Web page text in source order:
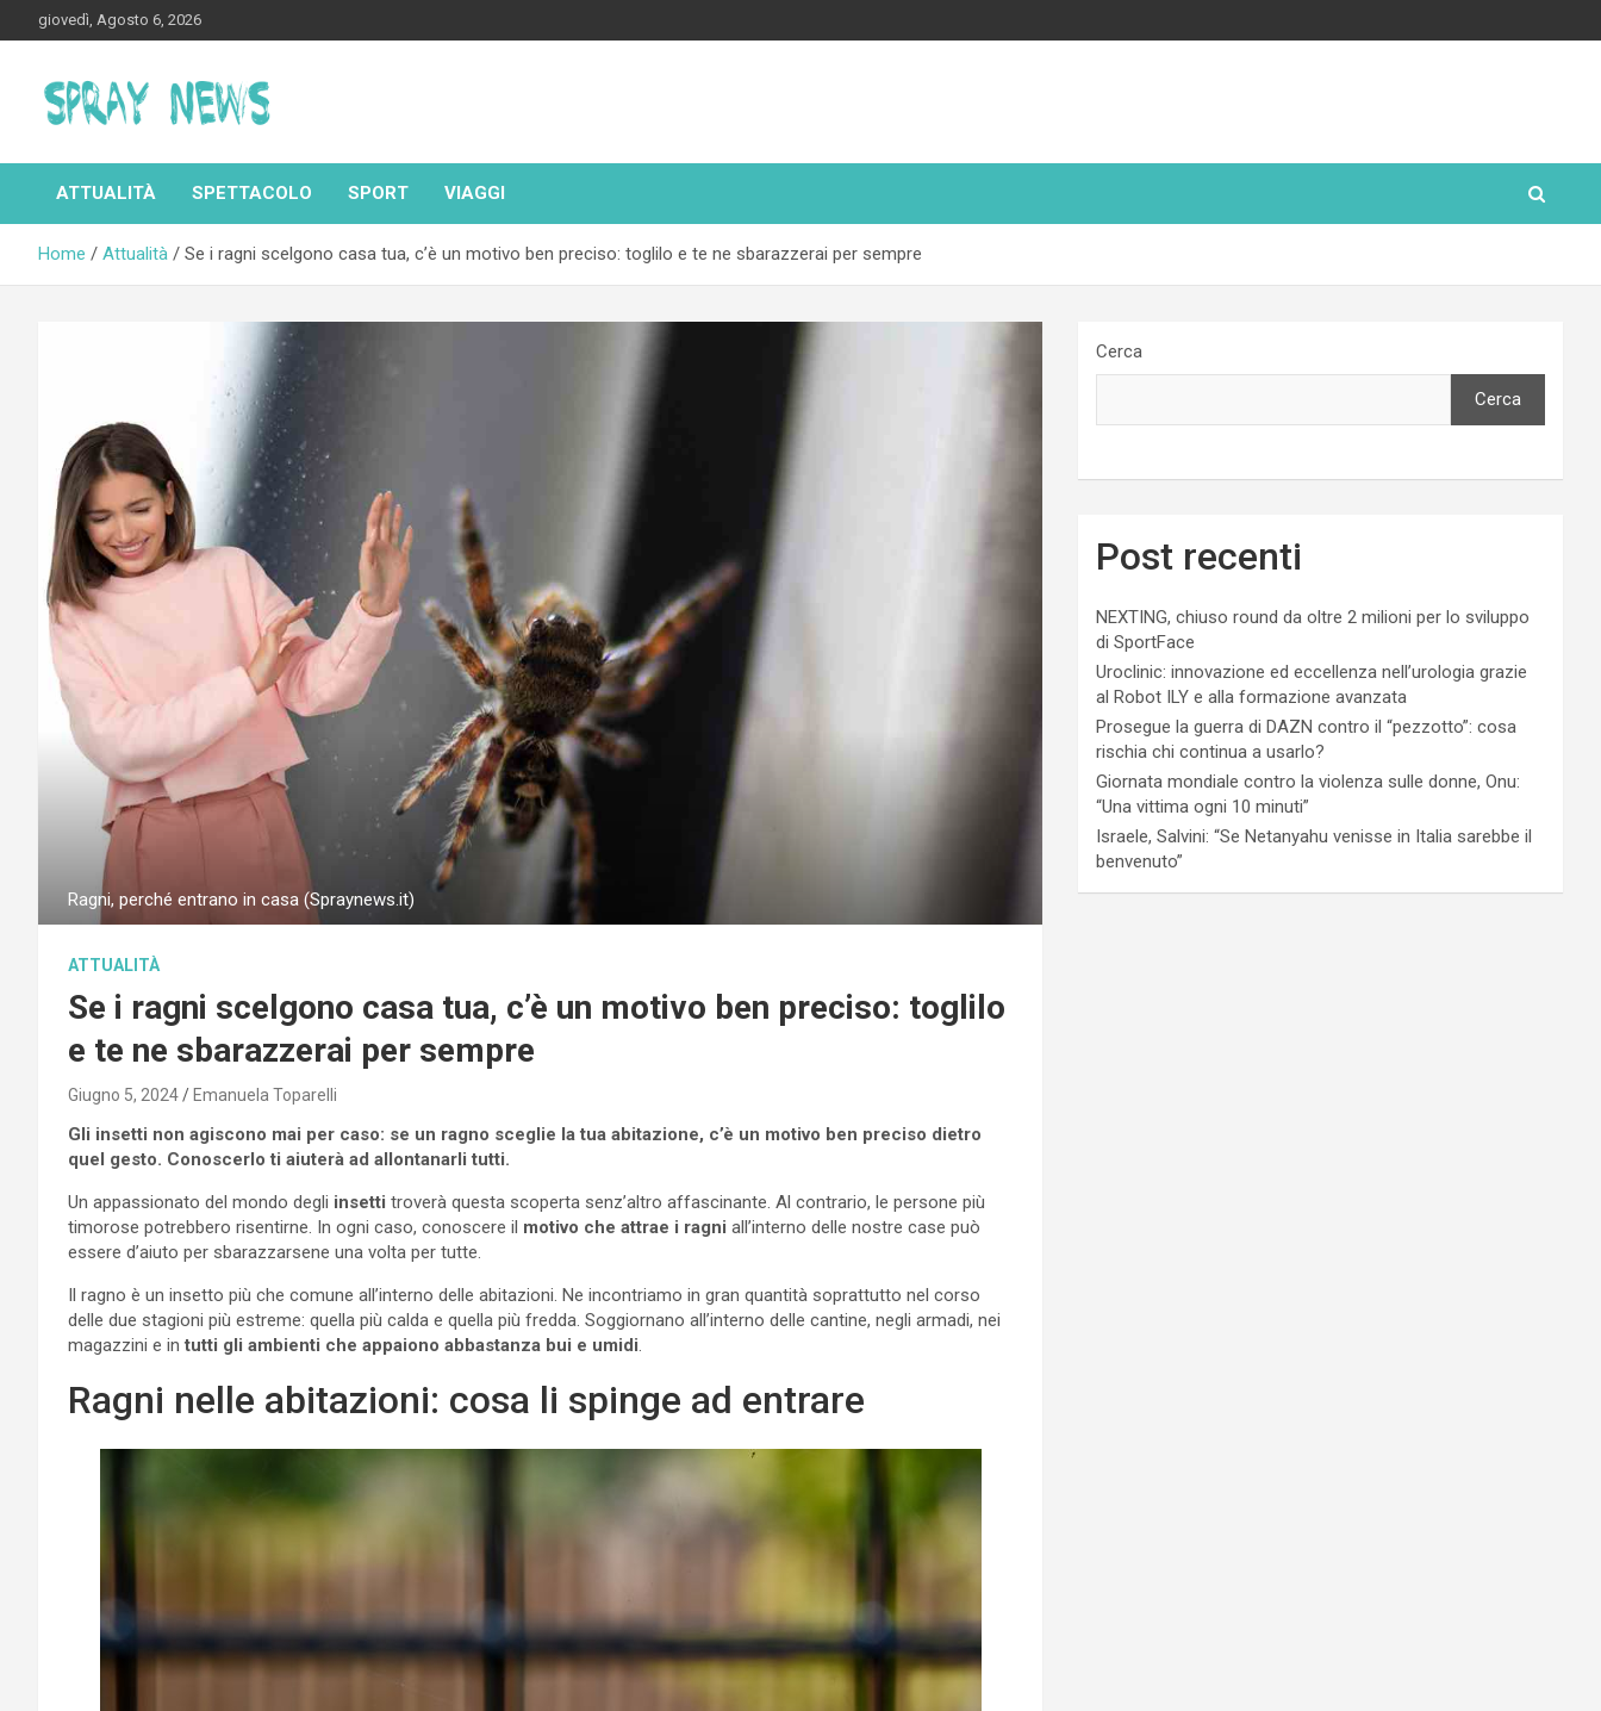
to
giovedì, Agosto 6, 2026
Spraynews.it
ATTUALITÀ SPETTACOLO SPORT VIAGGI
Home Attualità Se i ragni scelgono casa tua, c’è un motivo ben preciso: toglilo e te ne sbarazzerai per sempre
Ragni, perché entrano in casa (Spraynews.it)
ATTUALITÀ
Se i ragni scelgono casa tua, c’è un motivo ben preciso: toglilo
e te ne sbarazzerai per sempre
Giugno 5, 2024 Emanuela Toparelli
Gli insetti non agiscono mai per caso: se un ragno sceglie la tua abitazione, c’è un motivo ben preciso dietro
quel gesto. Conoscerlo ti aiuterà ad allontanarli tutti.
Un appassionato del mondo degli insetti troverà questa scoperta senz’altro affascinante. Al contrario, le persone più
timorose potrebbero risentirne. In ogni caso, conoscere il motivo che attrae i ragni all’interno delle nostre case può
essere d’aiuto per sbarazzarsene una volta per tutte.
Il ragno è un insetto più che comune all’interno delle abitazioni. Ne incontriamo in gran quantità soprattutto nel corso
delle due stagioni più estreme: quella più calda e quella più fredda. Soggiornano all’interno delle cantine, negli armadi, nei
magazzini e intutti gli ambienti che appaiono abbastanza bui e umidi
Ragni nelle abitazioni: cosa li spinge ad entrare
Cerca
Cerca
Post recenti
NEXTING, chiuso round da oltre 2 milioni per lo sviluppo
di SportFace
Uroclinic: innovazione ed eccellenza nell’urologia grazie
al Robot ILY e alla formazione avanzata
Prosegue la guerra di DAZN contro il “pezzotto”: cosa
rischia chi continua a usarlo?
Giornata mondiale contro la violenza sulle donne, Onu:
“Una vittima ogni 10 minuti”
Israele, Salvini: “Se Netanyahu venisse in Italia sarebbe il
benvenuto”